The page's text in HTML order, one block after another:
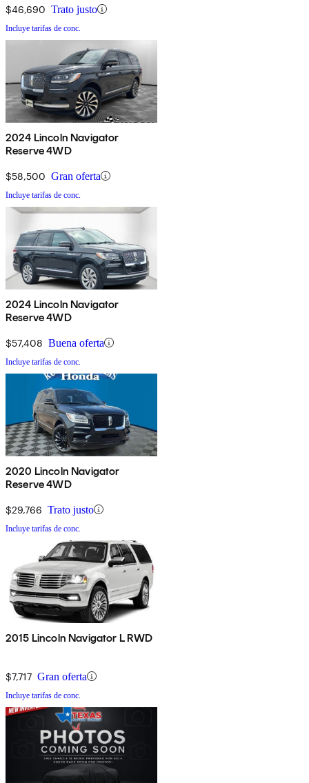
$46,690 Trato justo
Incluye tarifas de conc.
2024 Lincoln Navigator
Reserve 4WD
$58,500 Gran oferta
Incluye tarifas de conc.
2024 Lincoln Navigator
Reserve 4WD
$57,408 Buena oferta
Incluye tarifas de conc.
2020 Lincoln Navigator
Reserve 4WD
$29,766 Trato justo
Incluye tarifas de conc.
2015 Lincoln Navigator L RWD
$7,717 Gran oferta
Incluye tarifas de conc.